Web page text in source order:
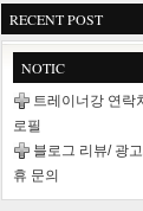
RECENT POST
NOTIC
트레이너강 연락
로필
블로그 리뷰/ 광고
휴 문의